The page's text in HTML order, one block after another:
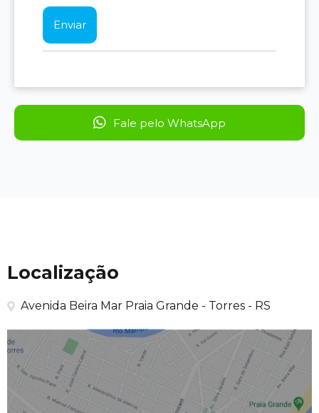
Fale pelo WhatsApp
Localização
Avenida Beira Mar Praia Grande - Torres - RS